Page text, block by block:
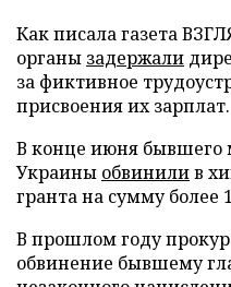
Как писала газета
органы задержали
за фиктивное
присвоения их зарплат.
В конце июня бывшего
Украины обвинилив
гранта на сумму более
В прошлом году
обвинение бывшему